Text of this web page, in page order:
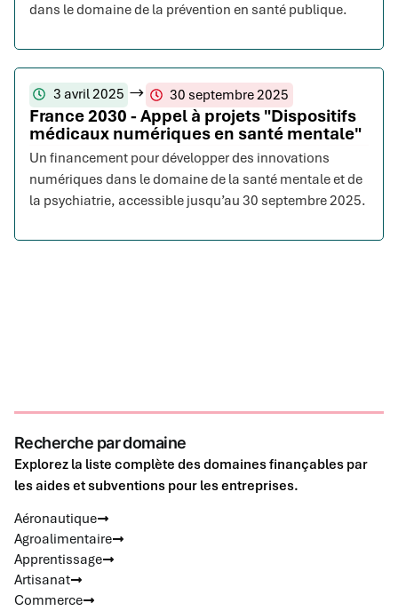
dans le domaine de la prévention en santé publique.
3 avril 2025 30 septembre 2025
France 2030 - Appel à projets "Dispositifs
médicaux numériques en santé mentale"
Un financement pour développer des innovations
numériques dans le domaine de la santé mentale et de
la psychiatrie, accessible jusqu’au 30 septembre 2025.
Recherche par domaine
Explorez la liste complète des domaines finançables par
les aides et subventions pour les entreprises.
Aéronautique
Agroalimentaire
Apprentissage
Artisanat
Commerce